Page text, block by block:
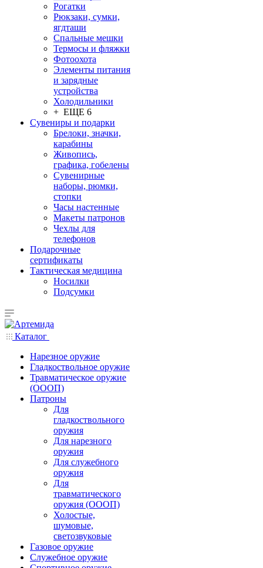
Рогатки
Рюкзаки, сумки,
ягдташи
Спальные мешки
Термосы и фляжки
Фотоохота
Элементы питания
и зарядные
устройства
Холодильники
+ ЕЩЕ 6
Сувениры и подарки
Брелоки, значки,
карабины
Живопись,
графика, гобелены
Сувенирные
наборы, рюмки,
стопки
Часы настенные
Макеты патронов
Чехлы для
телефонов
Подарочные
сертификаты
Тактическая медицина
Носилки
Подсумки
Каталог
Нарезное оружие
Гладкоствольное оружие
Травматическое оружие
(ОООП)
Патроны
Для
гладкоствольного
оружия
Для нарезного
оружия
Для служебного
оружия
Для
травматического
оружия (ОООП)
Холостые,
шумовые,
светозвуковые
Газовое оружие
Служебное оружие